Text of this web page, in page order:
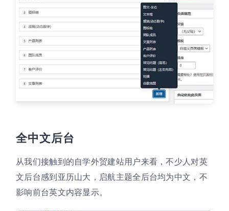
全中文后台
从我们接触到的自学外贸建站用户来看，不少人对英
文后台感到亚历山大，启航主题全后台均为中文，不
影响前台英文内容显示。